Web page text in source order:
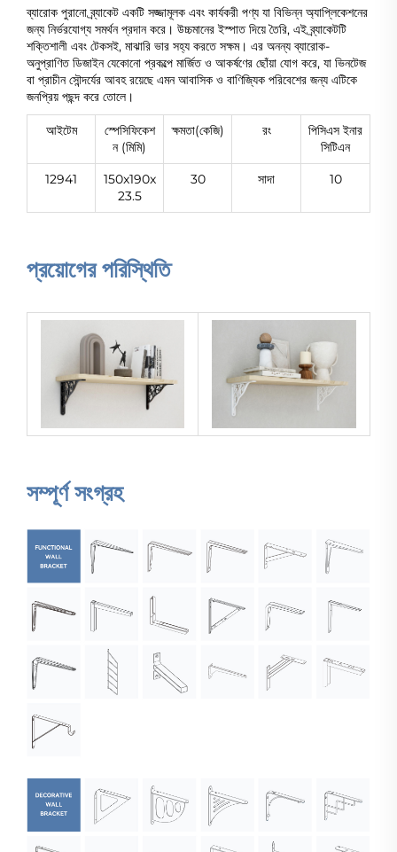
ব্যারোক পুরানো ব্র্যাকেট একটি সজ্জামূলক এবং কার্যকরী পণ্য যা বিভিন্ন অ্যাপ্লিকেশনের
জন্য নির্ভরযোগ্য সমর্থন প্রদান করে। উচ্চমানের ইস্পাত দিয়ে তৈরি, এই ব্র্যাকেটটি
শক্তিশালী এবং টেকসই, মাঝারি ভার সহ্য করতে সক্ষম। এর অনন্য ব্যারোক-
অনুপ্রাণিত ডিজাইন যেকোনো প্রকল্পে মার্জিত ও আকর্ষণের ছোঁয়া যোগ করে, যা ভিনটেজ
বা প্রাচীন সৌন্দর্যের আবহ রয়েছে এমন আবাসিক ও বাণিজ্যিক পরিবেশের জন্য এটিকে
জনপ্রিয় পছন্দ করে তোলে।
আইটেম
স্পেসিফিকেশ
ন (মিমি)
ক্ষমতা(কেজি) রং
পিসিএস ইনার
সিটিএন
12941
150x190x
23.5
30 সাদা 10
প্রয়োগের পরিস্থিতি
সম্পূর্ণ সংগ্রহ